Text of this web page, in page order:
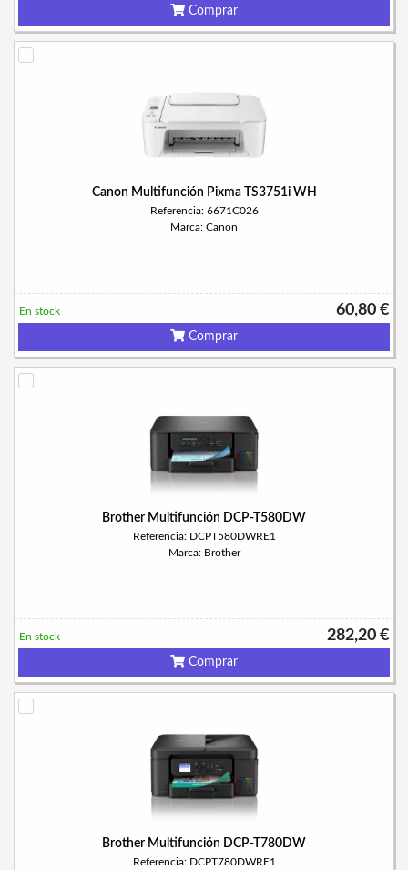
Comprar
Canon Multifunción Pixma TS3751i WH
Referencia: 6671C026
Marca: Canon
60,80 €
En stock
Comprar
Brother Multifunción DCP-T580DW
Referencia: DCPT580DWRE1
Marca: Brother
282,20 €
En stock
Comprar
Brother Multifunción DCP-T780DW
Referencia: DCPT780DWRE1